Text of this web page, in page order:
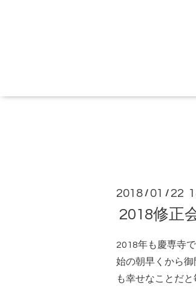
2018 / 01 / 22
2018修正
2018年も慶専寺
始の朝早くから
も幸せなことだ